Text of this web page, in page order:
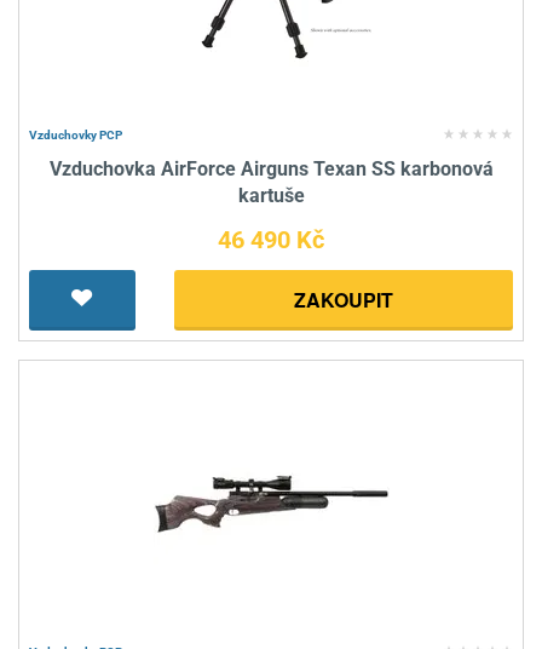
Vzduchovky PCP
Vzduchovka AirForce Airguns Texan SS karbonová
kartuše
46 490 Kč
ZAKOUPIT